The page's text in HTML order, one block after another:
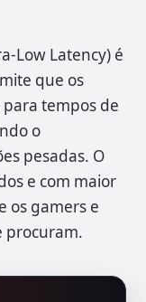
Low Latency) é
que os
tempos de
o
pesadas. O
e com maior
os gamers e
procuram.